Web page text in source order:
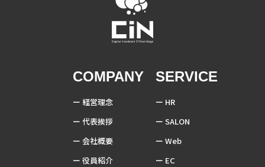
COMPANY
経営理念
代表挨拶
会社概要
役員紹介
SERVICE
HR
SALON
Web
EC